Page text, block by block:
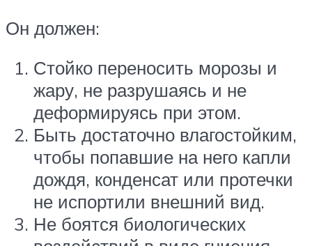
Он должен:
Стойко переносить морозы и
жару, не разрушаясь и не
деформируясь при этом.
Быть достаточно влагостойким,
чтобы попавшие на него капли
дождя, конденсат или протечки
не испортили внешний вид.
Не боятся биологических